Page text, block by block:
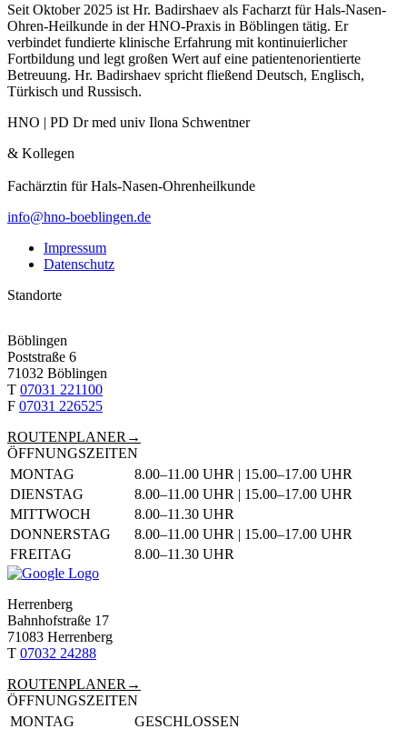
Seit Oktober 2025 ist Hr. Badir­shaev als Facharzt für Hals-Nasen-
Ohren-Heilkunde in der HNO-Praxis in Böblingen tätig. Er
verbindet fundierte klinische Erfahrung mit konti­nu­ier­licher
Fortbildung und legt großen Wert auf eine patien­ten­ori­en­tierte
Betreuung. Hr. Badir­shaev spricht fließend Deutsch, Englisch,
Türkisch und Russisch.
HNO | PD Dr med univ Ilona Schwentner
& Kollegen
Fachärztin für Hals-Nasen-Ohren­heil­kunde
info@hno-boeblingen.de
Impressum
Datenschutz
Standorte
Böblingen
Poststraße 6
71032 Böblingen
T 07031 221100
F 07031 226525
ROUTENPLANER
ÖFFNUNGSZEITEN
TAG ÖFFNUNGSZEITEN
MONTAG
8.00–11.00 UHR | 15.00–17.00 UHR
DIENSTAG
8.00–11.00 UHR | 15.00–17.00 UHR
MITTWOCH
8.00–11.30 UHR
DONNERSTAG
8.00–11.00 UHR | 15.00–17.00 UHR
FREITAG
8.00–11.30 UHR
Herrenberg
Bahnhof­straße 17
71083 Herrenberg
T 07032 24288
ROUTENPLANER
ÖFFNUNGSZEITEN
TAG ÖFFNUNGSZEITEN
MONTAG GESCHLOSSEN